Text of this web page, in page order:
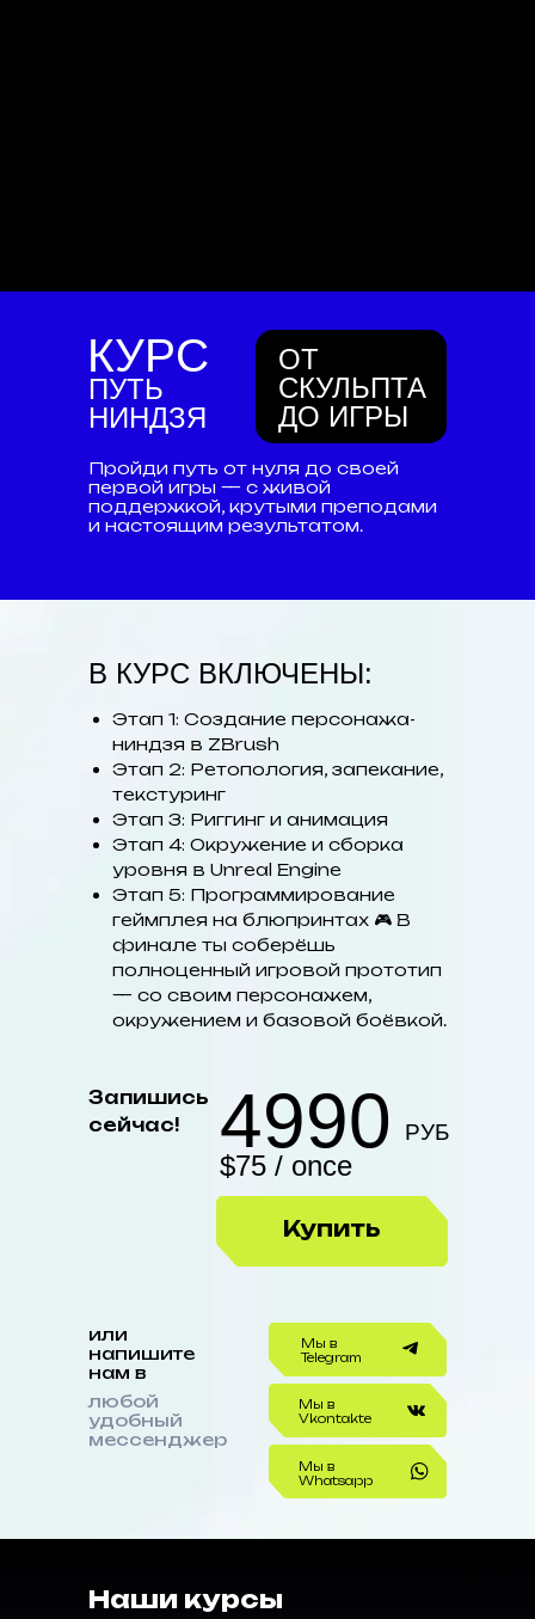
В КУРС ВКЛЮЧЕНЫ:
КУРС
ПУТЬ
НИНДЗЯ
Этап 1: Создание персонажа-
ниндзя в ZBrush
Этап 2: Ретопология, запекание,
текстуринг
Этап 3: Риггинг и анимация
Этап 4: Окружение и сборка
уровня в Unreal Engine
Этап 5: Программирование
геймплея на блюпринтах 🎮 В
финале ты соберёшь
полноценный игровой прототип
— со своим персонажем,
окружением и базовой боёвкой.
Пройди путь от нуля до своей
первой игры — с живой
поддержкой, крутыми преподами
и настоящим результатом.
Запишись
сейчас!
$75 / once
РУБ
4990
Купить
Мы в
Whatsapp
Мы в
Telegram
Мы в
Vkontakte
любой
удобный
мессенджер
или
напишите
нам в
ОТ
СКУЛЬПТА
ДО ИГРЫ
Наши курсы